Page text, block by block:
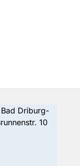
Driburg-
10